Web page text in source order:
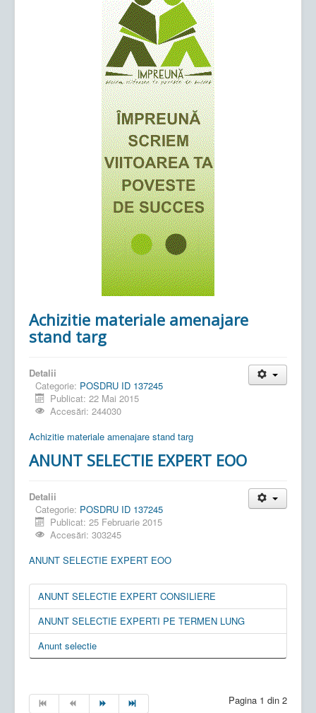
Achizitie materiale amenajare
stand targ
Detalii
Categorie: POSDRU ID 137245
Publicat: 22 Mai 2015
Accesări: 244030
Achizitie materiale amenajare stand targ
ANUNT SELECTIE EXPERT EOO
Detalii
Categorie: POSDRU ID 137245
Publicat: 25 Februarie 2015
Accesări: 303245
ANUNT SELECTIE EXPERT EOO
ANUNT SELECTIE EXPERT CONSILIERE
ANUNT SELECTIE EXPERTI PE TERMEN LUNG
Anunt selectie
Pagina 1 din 2